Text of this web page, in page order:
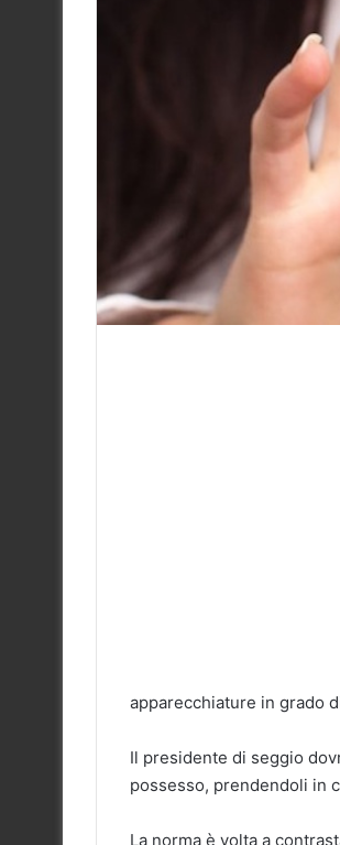
apparecchiature in grado
Il presidente di seggio
possesso, prendendoli in
La norma è volta a